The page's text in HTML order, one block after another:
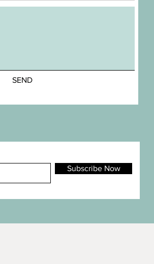
SEND
Subscribe Now